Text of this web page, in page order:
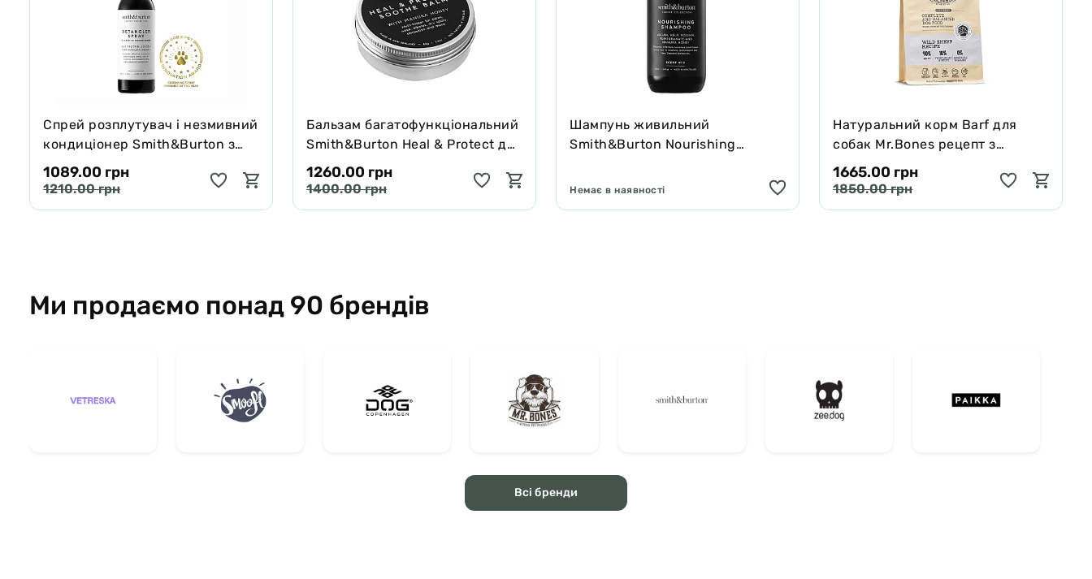
Спрей розплутувач і незмивний
кондиціонер Smith&Burton з
протеїнами шовку для шерсті
собак і котів 125 мл
1089.00 грн
1210.00 грн
Бальзам багатофункціональний
Smith&Burton Heal & Protect для
собак і котів зцілює та захищає
65 г
1260.00 грн
1400.00 грн
Шампунь живильний
Smith&Burton Nourishing
подвійної шерсті собак 250 мл
Немає в наявності
Натуральний корм Barf для
собак Mr.Bones рецепт з
Муфлона 1 кг
1665.00 грн
1850.00 грн
Ми продаємо понад 90 брендів
Всі бренди